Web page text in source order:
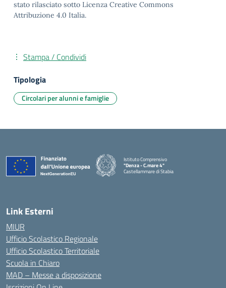
stato rilasciato sotto Licenza Creative Commons
Attribuzione 4.0 Italia.
Stampa / Condividi
Tipologia
Circolari per alunni e famiglie
Istituto Comprensivo
"Denza - C.mare 4"
Castellammare di Stabia
Link Esterni
MIUR
Ufficio Scolastico Regionale
Ufficio Scolastico Territoriale
Scuola in Chiaro
MAD – Messe a disposizione